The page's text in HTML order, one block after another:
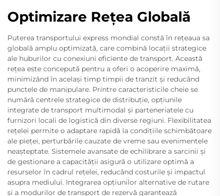
Optimizare Rețea Globală
Puterea transportului express mondial constă în rețeaua sa
globală amplu optimizată, care combină locații strategice
ale huburilor cu conexiuni eficiente de transport. Această
rețea este concepută pentru a oferi o acoperire maximă,
minimizând în același timp timpii de tranzit și reducând
punctele de manipulare. Printre caracteristicile cheie se
numără centrele strategice de distribuție, opțiunile
integrate de transport multimodal și parteneriatele cu
furnizori locali de logistică din diverse regiuni. Flexibilitatea
rețelei permite o adaptare rapidă la condițiile schimbătoare
ale pieței, perturbările cauzate de vreme sau evenimentele
neașteptate. Sistemele avansate de echilibrare a sarcinii și
de gestionare a capacității asigură o utilizare optimă a
resurselor în cadrul rețelei, reducând costurile și impactul
asupra mediului. Integrarea opțiunilor alternative de rutare
și a modurilor de transport de rezervă garantează